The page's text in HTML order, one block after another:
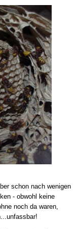
schon nach wenigen
- obwohl keine
noch da waren,